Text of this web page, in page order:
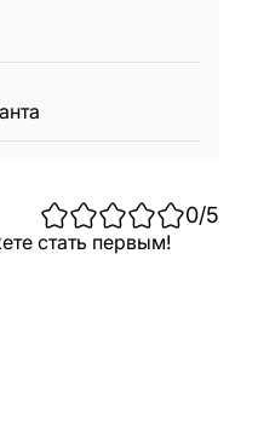
0/5
стать первым!